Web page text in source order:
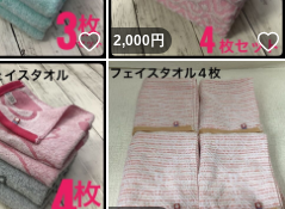
いいね！
2,000円